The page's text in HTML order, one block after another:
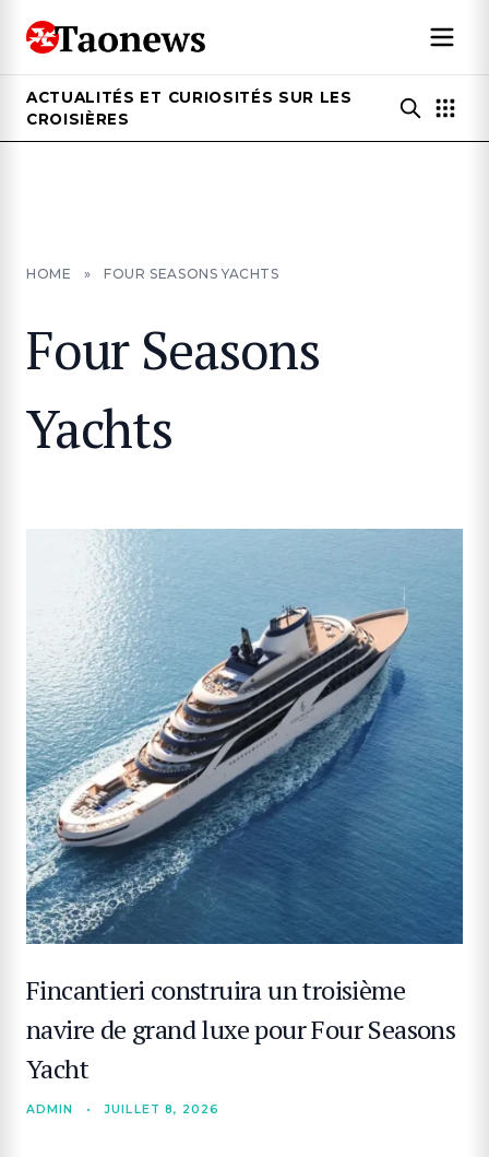
ACTUALITÉS ET CURIOSITÉS SUR LES
CROISIÈRES
HOME » FOUR SEASONS YACHTS
Four Seasons
Yachts
Fincantieri construira un troisième
navire de grand luxe pour Four Seasons
Yacht
ADMIN • JUILLET 8, 2026